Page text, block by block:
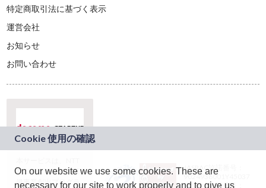
On our website we use some cookies. These are
necessary for our site to work properly and to give us
特定商取引法に基づく表示
運営会社
お知らせ
お問い合わせ
ドコモグループの新
規事業創出プログラ
JASRAC許諾番号：
9024936001Y45037
JASRAC許諾番号：